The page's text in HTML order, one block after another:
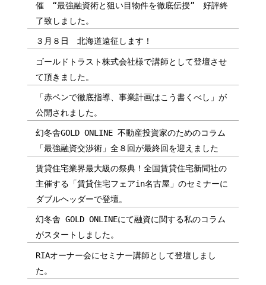
催 “最強融資術と狙い目物件を徹底伝授” 好評終
了致しました。
３月８日 北海道遠征します！
ゴールドトラスト株式会社様で講師として登壇させ
て頂きました。
「赤ペンで徹底指導、事業計画はこう書くべし」が
公開されました。
幻冬舎GOLD ONLINE 不動産投資家のためのコラム
「最強融資交渉術」全８回が最終回を迎えました
賃貸住宅業界最大級の祭典！全国賃貸住宅新聞社の
主催する「賃貸住宅フェアin名古屋」のセミナーに
ダブルヘッダーで登壇。
幻冬舎 GOLD ONLINEにて融資に関する私のコラム
がスタートしました。
RIAオーナー会にセミナー講師として登壇しまし
た。